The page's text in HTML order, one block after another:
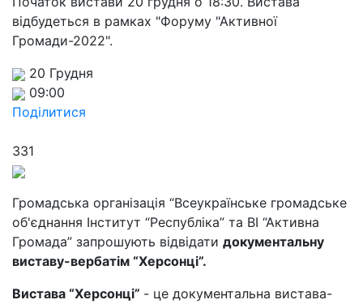
відбудеться в рамках "Форуму "Активної
Громади-2022".
20 Грудня
09:00
Поділитися
331
Громадська організація “Всеукраїнське громадське
об'єднання Інститут “Республіка” та ВІ “Активна
Громада” запрошують відвідати документальну
виставу-вербатім “Херсонці”.
Вистава “Херсонці” - це документальна вистава-